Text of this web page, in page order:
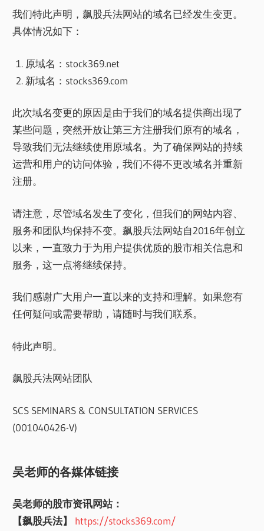
我们特此声明，飙股兵法网站的域名已经发生变更。
具体情况如下：
原域名：stock369.net
新域名：stocks369.com
此次域名变更的原因是由于我们的域名提供商出现了
某些问题，突然开放让第三方注册我们原有的域名，
导致我们无法继续使用原域名。为了确保网站的持续
运营和用户的访问体验，我们不得不更改域名并重新
注册。
请注意，尽管域名发生了变化，但我们的网站内容、
服务和团队均保持不变。飙股兵法网站自2016年创立
以来，一直致力于为用户提供优质的股市相关信息和
服务，这一点将继续保持。
我们感谢广大用户一直以来的支持和理解。如果您有
任何疑问或需要帮助，请随时与我们联系。
特此声明。
飙股兵法网站团队
SCS SEMINARS & CONSULTATION SERVICES
(001040426-V)
吴老师的各媒体链接
吴老师的股市资讯网站：
【飙股兵法】
https://stocks369.com/